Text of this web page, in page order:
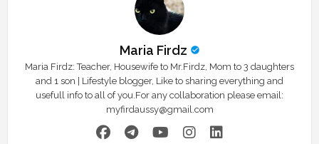
Maria Firdz
Maria Firdz: Teacher, Housewife to Mr.Firdz, Mom to 3 daughters
and 1 son | Lifestyle blogger, Like to sharing everything and
usefull info to all of you.For any collaboration please email:
myfirdaussy@gmail.com